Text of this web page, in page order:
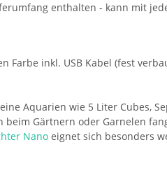
enthalten - kann mit
Farbe inkl. USB Kabel (fest
Aquarien wie 5 Liter Cubes,
Gärtnern oder Garnelen
Nano eignet sich besonders